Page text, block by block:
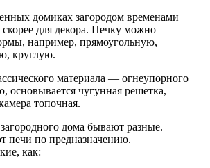
домиках загородом временами
для декора. Печку можно
например, прямоугольную,
круглую.
материала — огнеупорного
основывается чугунная решетка,
топочная.
дома бывают разные.
печи по предназначению.
как: